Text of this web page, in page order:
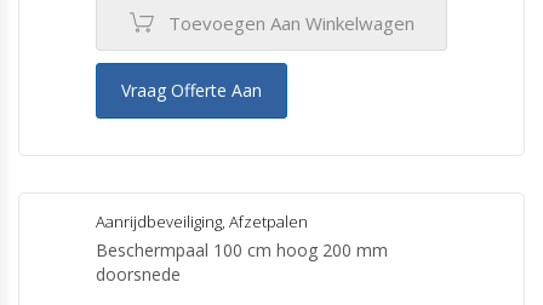
Toevoegen Aan Winkelwagen
Vraag Offerte Aan
Aanrijdbeveiliging, Afzetpalen
Beschermpaal 100 cm hoog 200 mm
doorsnede